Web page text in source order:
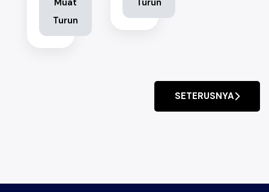
Turun
ARTIKEL
SETERUSNYA